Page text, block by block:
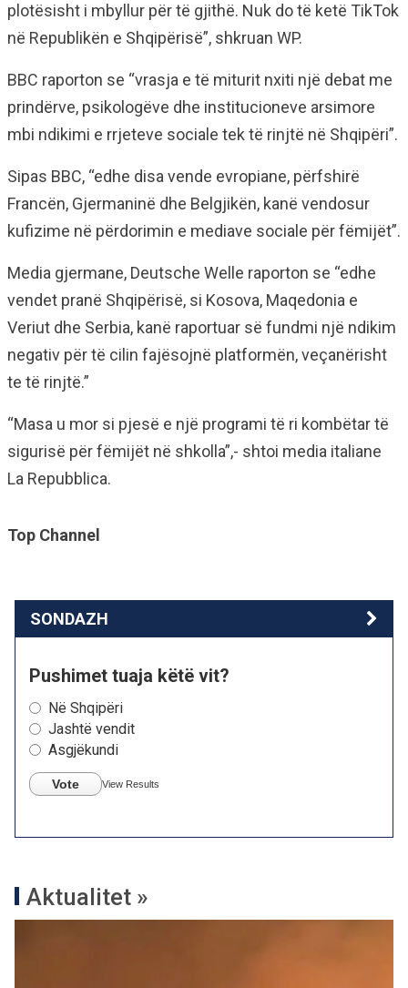
plotësisht i mbyllur për të gjithë. Nuk do të ketë TikTok
në Republikën e Shqipërisë”, shkruan WP.
BBC raporton se “vrasja e të miturit nxiti një debat me
prindërve, psikologëve dhe institucioneve arsimore
mbi ndikimi e rrjeteve sociale tek të rinjtë në Shqipëri”.
Sipas BBC, “edhe disa vende evropiane, përfshirë
Francën, Gjermaninë dhe Belgjikën, kanë vendosur
kufizime në përdorimin e mediave sociale për fëmijët”.
Media gjermane, Deutsche Welle raporton se “edhe
vendet pranë Shqipërisë, si Kosova, Maqedonia e
Veriut dhe Serbia, kanë raportuar së fundmi një ndikim
negativ për të cilin fajësojnë platformën, veçanërisht
te të rinjtë.”
“Masa u mor si pjesë e një programi të ri kombëtar të
sigurisë për fëmijët në shkolla”,- shtoi media italiane
La Repubblica.
Top Channel
SONDAZH
Pushimet tuaja këtë vit?
Në Shqipëri
Jashtë vendit
Asgjëkundi
Vote View Results
Aktualitet »